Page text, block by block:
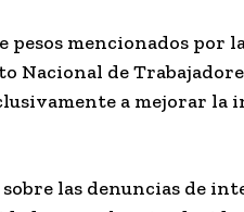
mencionados por
Nacional de
a mejorar
las denuncias de